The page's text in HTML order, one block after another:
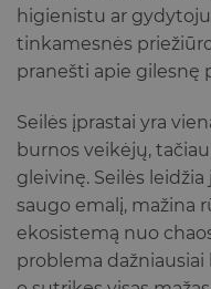
higienistu ar
tinkamesnės
pranešti apie gilesnę
Seilės įprastai yra
burnos veikėjų,
gleivinę. Seilės
saugo emalį, mažina
ekosistemą nuo
problema dažniausiai